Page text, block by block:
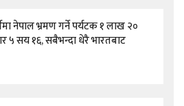
नेपाल भ्रमण गर्ने पर्यटक १ लाख २०
५ सय १६, सबैभन्दा धेरै भारतबाट